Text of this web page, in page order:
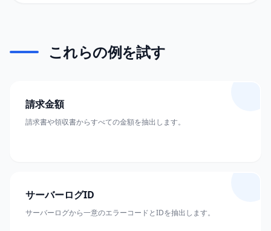
これらの例を試す
請求金額
請求書や領収書からすべての金額を抽出します。
サーバーログID
サーバーログから一意のエラーコードとIDを抽出します。